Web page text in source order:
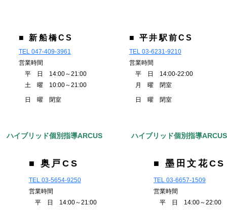
■ 新船橋CS
TEL 047-409-3961
営業時間
平 日 14:00～21:00
土 曜 10:00～21:00
日 曜 閉室
■ 平井駅前CS
TEL 03-6231-9210
営業時間
平 日 14:00-22:00
月 曜 閉室
日 曜 閉室
ハイブリッド個別指導ARCUS
■ 奥戸CS
TEL 03-5654-9250
営業時間
平 日 14:00～21:00
ハイブリッド個別指導ARCUS
■ 墨田文花CS
TEL 03-6657-1509
営業時間
平 日 14:00～22:00